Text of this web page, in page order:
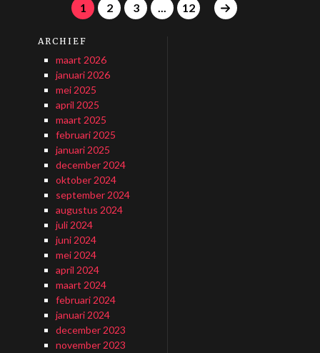
1 2 3 ... 12
ARCHIEF
maart 2026
januari 2026
mei 2025
april 2025
maart 2025
februari 2025
januari 2025
december 2024
oktober 2024
september 2024
augustus 2024
juli 2024
juni 2024
mei 2024
april 2024
maart 2024
februari 2024
januari 2024
december 2023
november 2023